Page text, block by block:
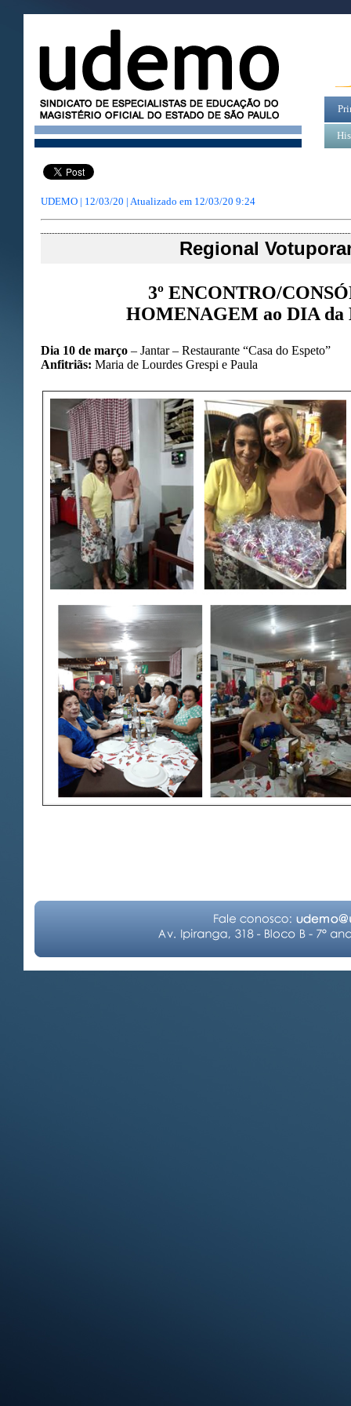
UDEMO | 12/03/20 | Atualizado em 12/03/20 9:24
Regional
3º ENCONTRO/
HOMENAGEM ao DIA
Dia 10 de março – Jantar – Restaurante “Casa do Espeto”
Anfitriãs: Maria de Lourdes Grespi e Paula